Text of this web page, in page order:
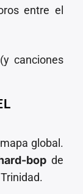
entre el
canciones
global.
bop de